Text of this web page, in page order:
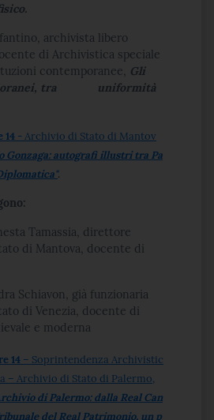
archivista libero
di Archivistica speciale
contemporanee, Gli
tra uniformità
14 - Archivio di Stato di Mantov
Gonzaga: autografi illustri tra Pa
.
Tamassia, direttore
di Mantova, docente di
già funzionaria
di Venezia, docente di
e moderna
14 – Soprintendenza Archivistic
– Archivio di Stato di Palermo,
di Palermo: dalla Real Can
del Real Patrimonio, un p